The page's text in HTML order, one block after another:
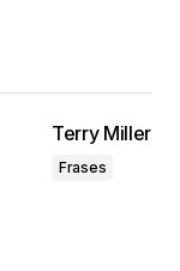
Terry Miller
Frases